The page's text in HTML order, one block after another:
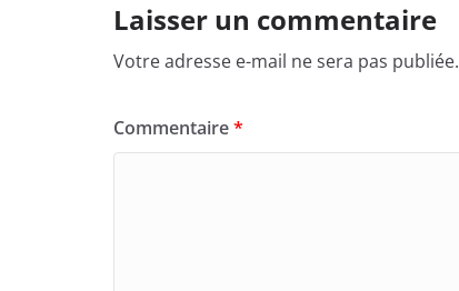
Laisser un commentaire
Votre adresse e-mail ne sera pas publiée.
Commentaire*